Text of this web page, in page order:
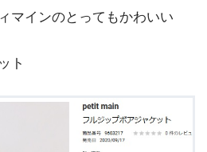
マインのとってもかわいい
ト